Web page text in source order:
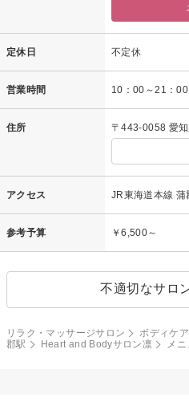
定休日 不定休
営業時間 10：00～21：00
住所 〒443-0058 愛
アクセス JR東海道本線
参考予算 ￥6,500～
不適切なサロ
リラク・マッサージサロン ボディケア
郡駅
Heart and Bodyサロン凛 メニ